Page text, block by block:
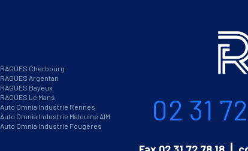
RAGUES Cherbourg
RAGUES Argentan
RAGUES Bayeux
RAGUES Le Mans
Auto Omnia Industrie Rennes
Auto Omnia Industrie Malouine AIM
Auto Omnia Industrie Fougères
02 31